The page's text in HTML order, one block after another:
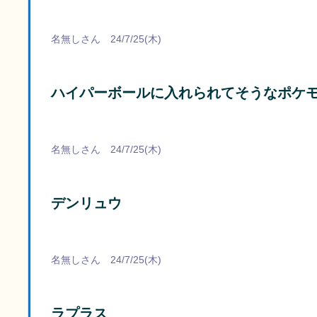
名無しさん 24/7/25(木)
ハイパーボールに入れられてそうなポケ
名無しさん 24/7/25(木)
デンリュウ
名無しさん 24/7/25(木)
ラプラス